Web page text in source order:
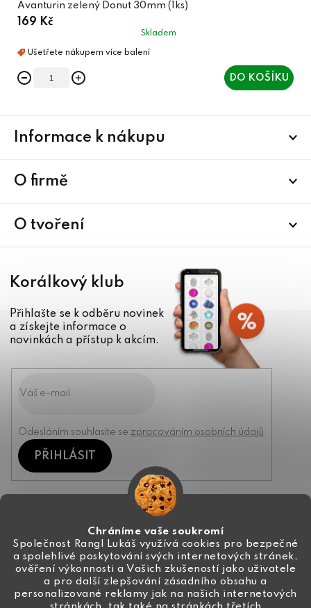
Chráníme vaše soukromí
Společnost Rangl Lukáš využívá cookies pro bezpečné
a spolehlivé poskytování svých internetových stránek,
ověření výkonnosti a Vašich zkušeností jako uživatele
a pro další zlepšování zásadního obsahu a
personalizované reklamy jak na našich internetových
Avanturin zelený Donut 30mm (1ks)
169 Kč
Skladem
DO KOŠÍKU
Informace k nákupu
O firmě
O tvoření
Korálkový klub
Přihlašte se k odběru novinek
a získejte informace o
novinkách a přístup k akcím.
Odesláním souhlasíte se zpracováním osobních údajů
PŘIHLÁSIT
info@ceske-koralky.cz
+420 774 444 191